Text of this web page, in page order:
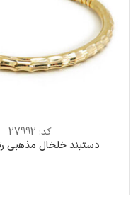
کد: 27992
دستبند خلخال مذهبی